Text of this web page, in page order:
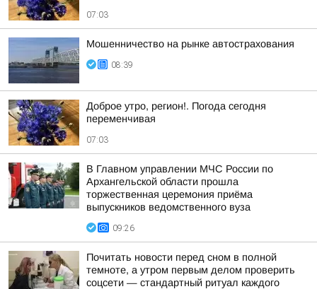
07:03
Мошенничество на рынке автострахования
08:39
Доброе утро, регион!. Погода сегодня
переменчивая
07:03
В Главном управлении МЧС России по
Архангельской области прошла
торжественная церемония приёма
выпускников ведомственного вуза
09:26
Почитать новости перед сном в полной
темноте, а утром первым делом проверить
соцсети — стандартный ритуал каждого